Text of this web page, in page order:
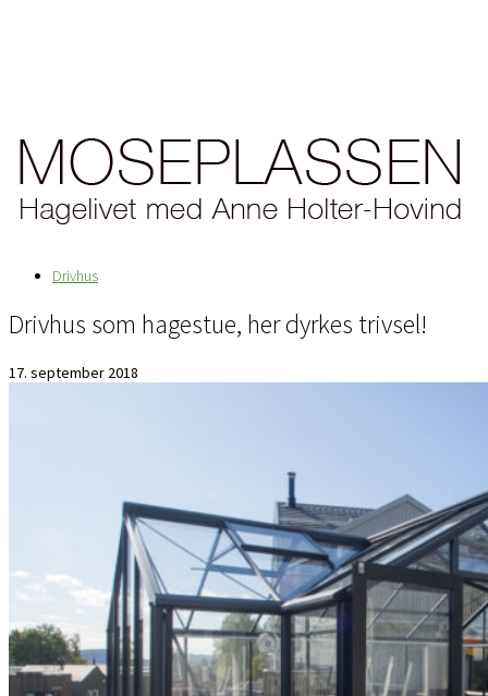
Drivhus
Drivhus som hagestue, her dyrkes trivsel!
17. september 2018